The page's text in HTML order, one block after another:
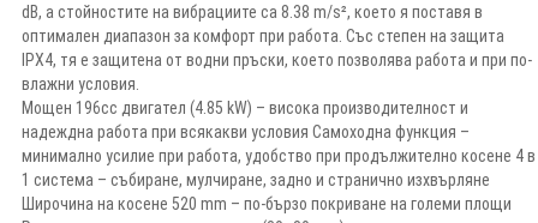
dB, а стойностите на вибрациите са 8.38 m/s², което я поставя в
оптимален диапазон за комфорт при работа. Със степен на защита
IPX4, тя е защитена от водни пръски, което позволява работа и при по-
влажни условия.
Мощен 196cc двигател (4.85 kW) – висока производителност и
надеждна работа при всякакви условия Самоходна функция –
минимално усилие при работа, удобство при продължително косене 4 в
1 система – събиране, мулчиране, задно и странично изхвърляне
Широчина на косене 520 mm – по-бързо покриване на големи площи